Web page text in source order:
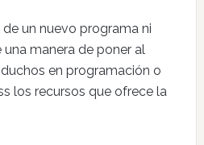
un nuevo programa ni
manera de poner al
en programación o
los recursos que ofrece la